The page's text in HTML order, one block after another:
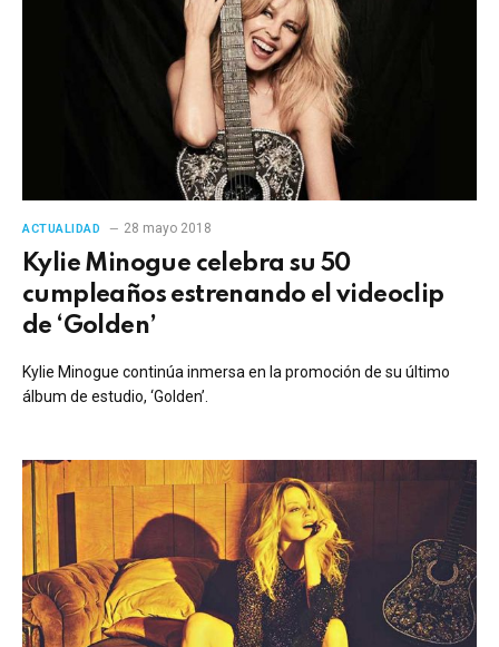
ACTUALIDAD 28 mayo 2018
Kylie Minogue celebra su 50
cumpleaños estrenando el videoclip
de ‘Golden’
Kylie Minogue continúa inmersa en la promoción de su último
álbum de estudio, ‘Golden’.